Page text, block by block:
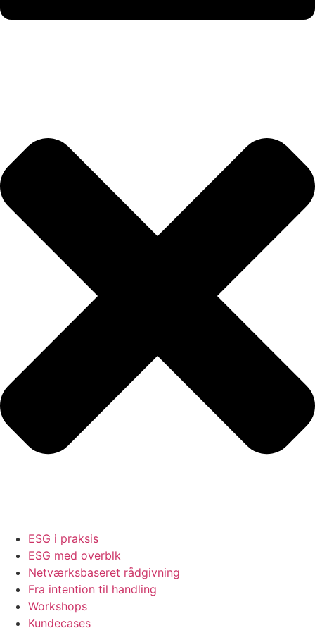
ESG i praksis
ESG med overblk
Netværksbaseret rådgivning
Fra intention til handling
Workshops
Kundecases